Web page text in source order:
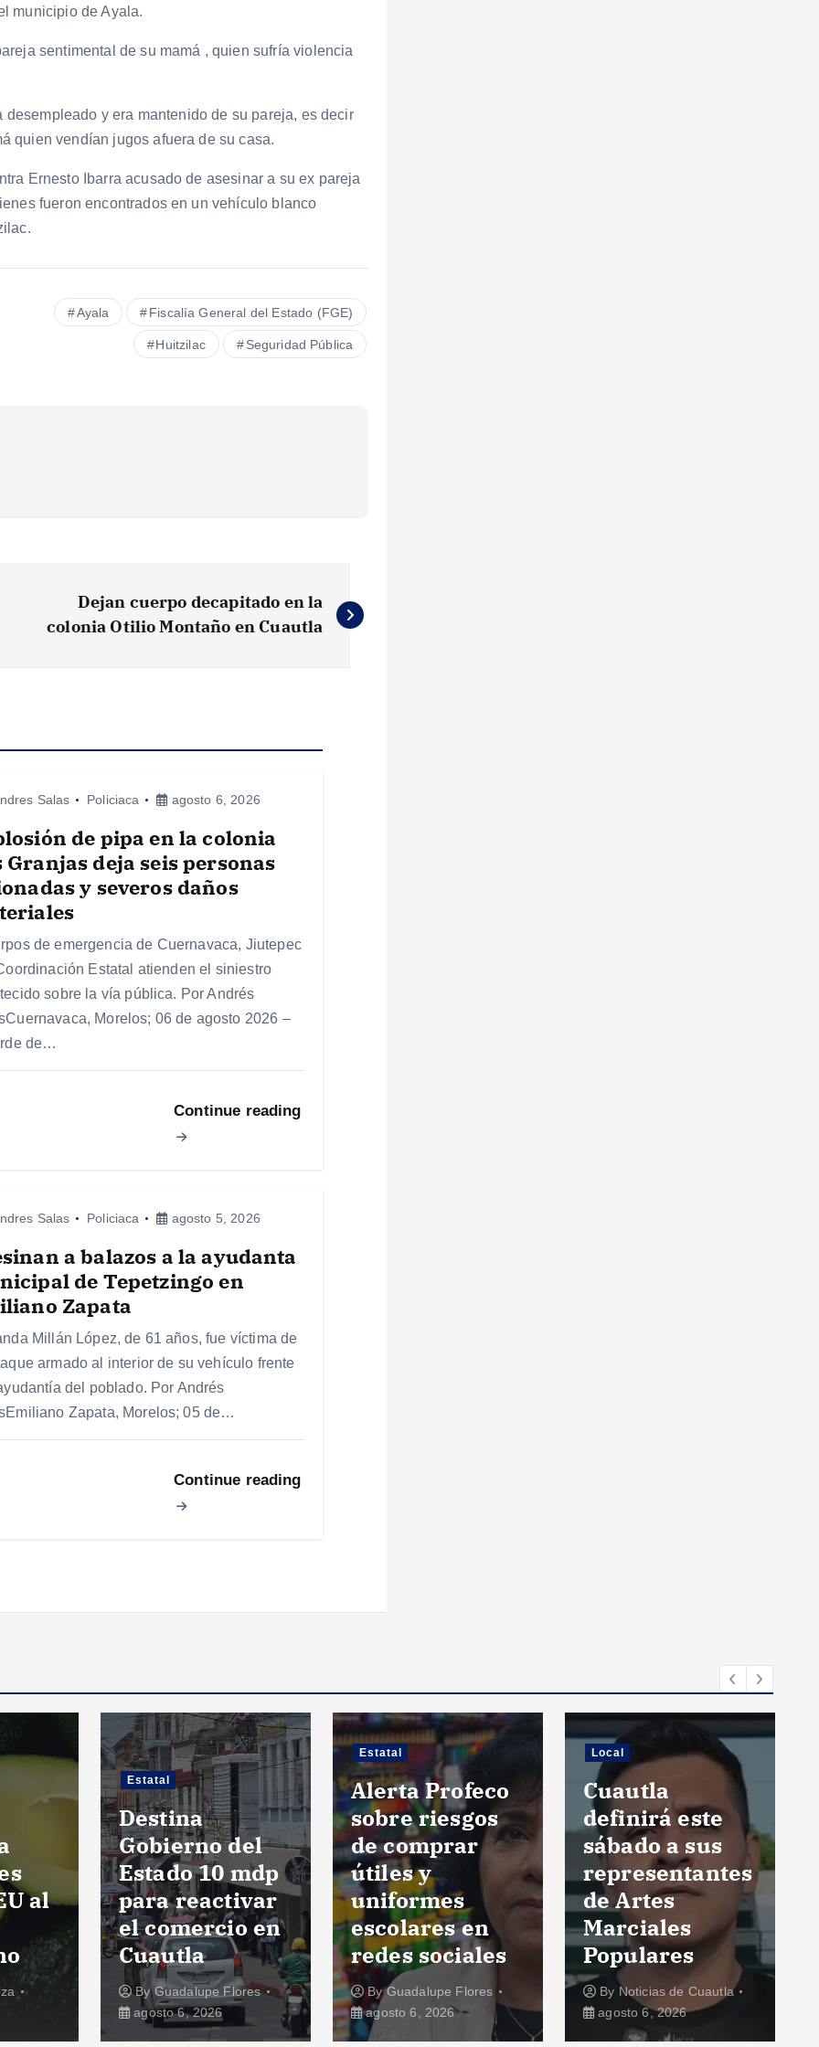
municipio de Ayala.
sentimental de su mamá , quien sufría violencia
y era mantenido de su pareja, es decir
quien vendían jugos afuera de su casa.
Ernesto Ibarra acusado de asesinar a su ex pareja
fueron encontrados en un vehículo blanco
Ayala Fiscalía General del Estado (FGE)
Huitzilac Seguridad Pública
Dejan cuerpo decapitado en la
colonia Otilio Montaño en Cuautla
Salas Policiaca agosto 6, 2026
de pipa en la colonia
Granjas deja seis personas
y severos daños
de emergencia de Cuernavaca, Jiutepec
Estatal atienden el siniestro
sobre la vía pública. Por Andrés
Morelos; 06 de agosto 2026 –
de…
Continue reading
Salas Policiaca agosto 5, 2026
a balazos a la ayudanta
de Tepetzingo en
Zapata
Millán López, de 61 años, fue víctima de
armado al interior de su vehículo frente
del poblado. Por Andrés
Zapata, Morelos; 05 de…
Continue reading
al
Estatal
Destina
Gobierno del
Estado 10 mdp
para reactivar
el comercio en
Cuautla
ByGuadalupe Flores
agosto 6, 2026
Estatal
Alerta Profeco
sobre riesgos
de comprar
útiles y
uniformes
escolares en
redes sociales
ByGuadalupe Flores
agosto 6, 2026
Local
Cuautla
definirá este
sábado a sus
representantes
de Artes
Marciales
Populares
By Noticias de Cuautla
agosto 6, 2026